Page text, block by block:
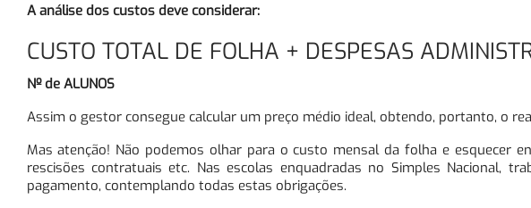
A análise dos custos deve considerar:
CUSTO TOTAL DE FOLHA + DESPESAS
Nº de ALUNOS
Assim o gestor consegue calcular um preço médio ideal, obtendo, portanto, o
Mas atenção! Não podemos olhar para o custo mensal da folha e esquecer
rescisões contratuais etc. Nas escolas enquadradas no Simples Nacional,
pagamento, contemplando todas estas obrigações.